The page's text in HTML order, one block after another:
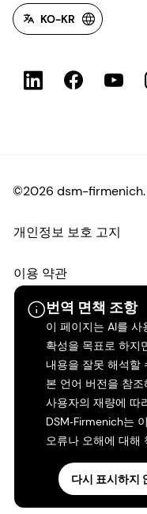
번역 면책 조항
이 페이지는 AI를 사
확성을 목표로 하지
내용을 잘못 해석할
본 언어 버전을 참
사용자의 재량에 따
DSM‑Firmenich는
오류나 오해에 대해
다시 표시하지
KO-KR
©2026 dsm-firmenich.
개인정보 보호 고지
이용 약관
약관
캘리포니아 투명성
접근성 성명서
법적 정보
사이트 맵